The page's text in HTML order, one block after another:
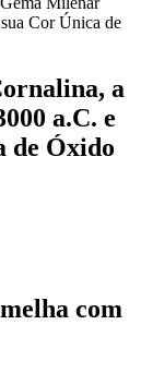
Cor Única de
a
a.C. e
de Óxido
com